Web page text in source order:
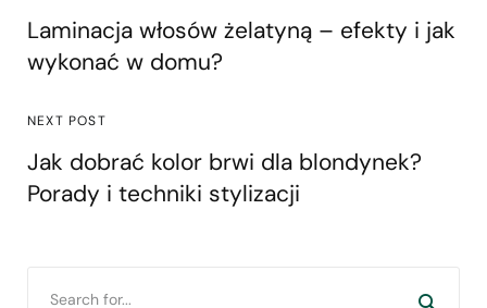
Laminacja włosów żelatyną – efekty i jak
wykonać w domu?
NEXT POST
Jak dobrać kolor brwi dla blondynek?
Porady i techniki stylizacji